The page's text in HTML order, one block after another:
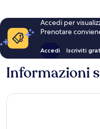
Accedi per
Prenotare
Accedi Iscriviti
Informazioni